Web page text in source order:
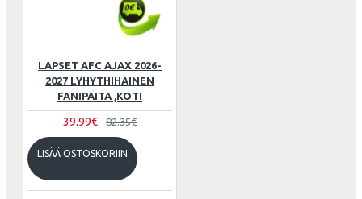
LAPSET AFC AJAX 2026-
2027 LYHYTHIHAINEN
FANIPAITA ,KOTI
39.99€ 82.35€
LISÄÄ OSTOSKORIIN